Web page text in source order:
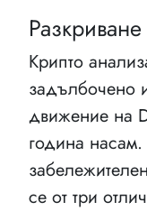
Крипто
задълбочено
движение на
година насам.
се от три